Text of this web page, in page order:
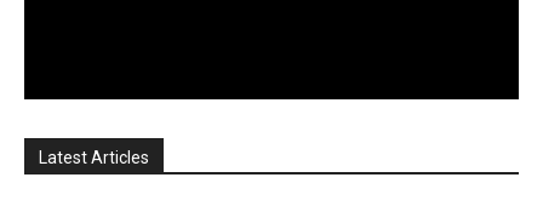
Latest Articles